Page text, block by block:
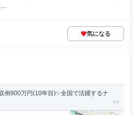
気になる
例900万円(10年目)✨全国で活躍するナ